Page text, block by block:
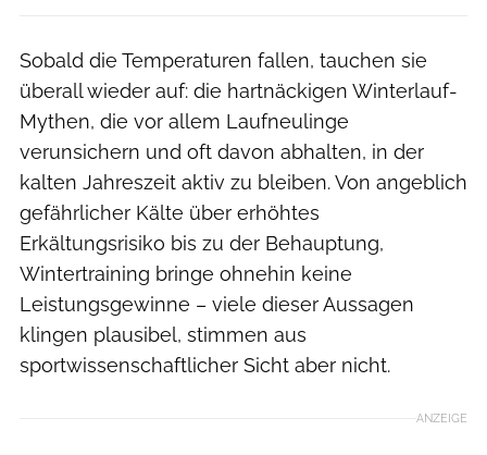
Sobald die Temperaturen fallen, tauchen sie
überall wieder auf: die hartnäckigen Winterlauf-
Mythen, die vor allem Laufneulinge
verunsichern und oft davon abhalten, in der
kalten Jahreszeit aktiv zu bleiben. Von angeblich
gefährlicher Kälte über erhöhtes
Erkältungsrisiko bis zu der Behauptung,
Wintertraining bringe ohnehin keine
Leistungsgewinne – viele dieser Aussagen
klingen plausibel, stimmen aus
sportwissenschaftlicher Sicht aber nicht.
ANZEIGE